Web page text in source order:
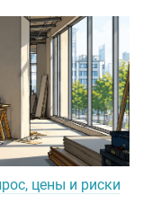
цены и риски